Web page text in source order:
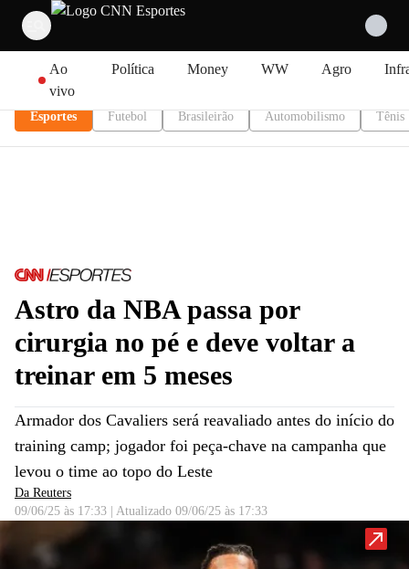
Ao
vivo
Política Money WW Agro
Esportes Futebol Brasileirão Automobilismo Tênis
Astro da NBA passa por
cirurgia no pé e deve voltar a
treinar em 5 meses
Armador dos Cavaliers será reavaliado antes do início do
training camp; jogador foi peça-chave na campanha que
levou o time ao topo do Leste
Da Reuters
09/06/25 às 17:33
Atualizado 09/06/25 às 17:33